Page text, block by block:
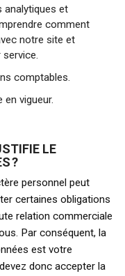
analytiques et
comment
notre site et
comptables.
en vigueur.
LE
?
personnel peut
certaines obligations
relation commerciale
Par conséquent, la
est votre
donc accepter la